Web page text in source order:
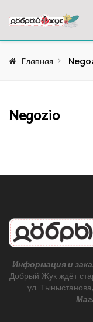
Главная
Negozio
Информация и
Добрый Жук ждёт
ул.